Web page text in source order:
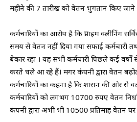
महीने की 7 तारीख को वेतन भुगतान किए
कर्मचारियों का आरोप है कि प्राइम क्लीनिंग
समय से वेतन नहीं दिया गया सफाई कर्मचारी
बेकार रहा । यह सभी कर्मचारी पिछले कई
करते चले आ रहे हैं। मगर कंपनी द्वारा वेतन
कर्मचारियों का कहना है कि शासन की ओर से
कर्मचारियों को लगभग 10700 रुपए वेतन
कंपनी द्वारा अभी भी 10500 प्रतिमाह वेतन पर